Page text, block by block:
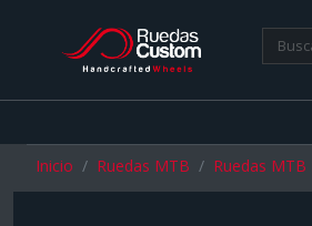
Inicio Ruedas MTB Ruedas MTB